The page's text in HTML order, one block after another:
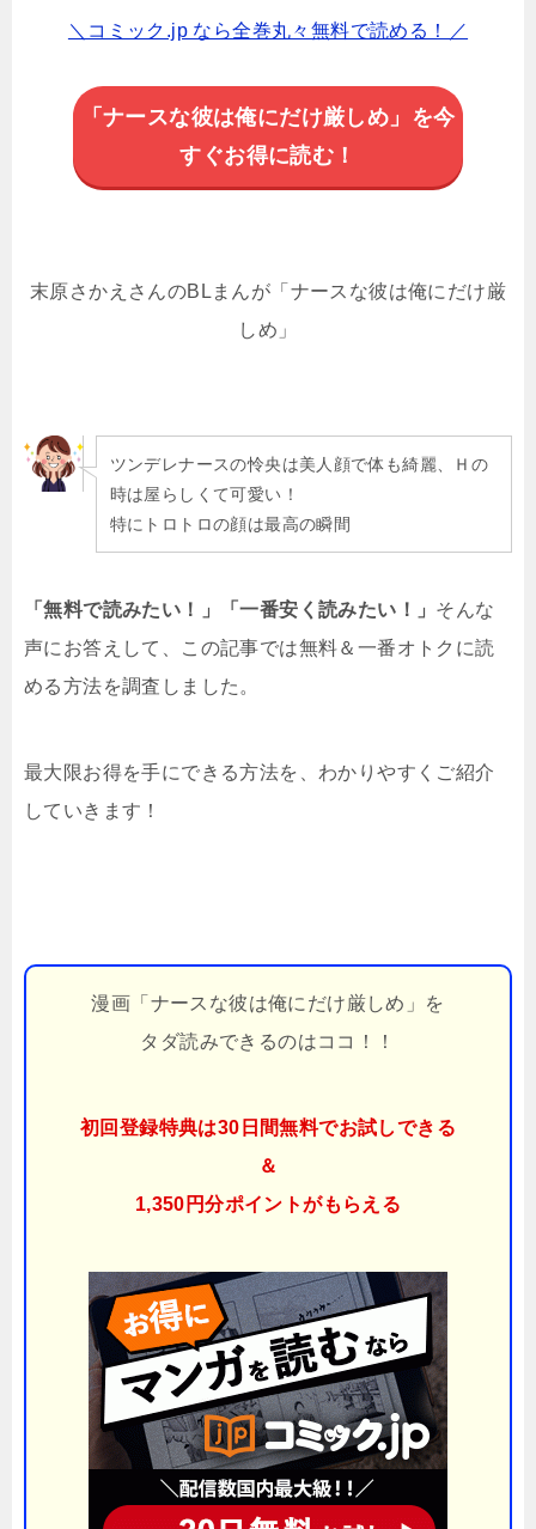
＼コミック.jp なら全巻丸々無料で読める！／
「ナースな彼は俺にだけ厳しめ」を今
すぐお得に読む！
末原さかえ さんのBLまんが「ナースな彼は俺にだけ厳
しめ」
ツンデレナースの怜央は美人顔で体も綺麗、Ｈの
時は屋らしくて可愛い！
特にトロトロの顔は最高の瞬間
「無料で読みたい！」「一番安く読みたい！」 そんな
声にお答えして、この記事では無料＆一番オトクに読
める方法を調査しました。
最大限お得を手にできる方法を、わかりやすくご紹介
していきます！
漫画「ナースな彼は俺にだけ厳しめ」を
タダ読みできるのはココ！！
初回登録特典は30日間無料でお試しできる
＆
1,350円分ポイントがもらえる